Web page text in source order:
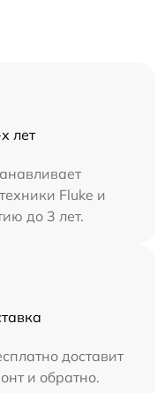
лет
Fluke и
до 3 лет.
доставит
и обратно.